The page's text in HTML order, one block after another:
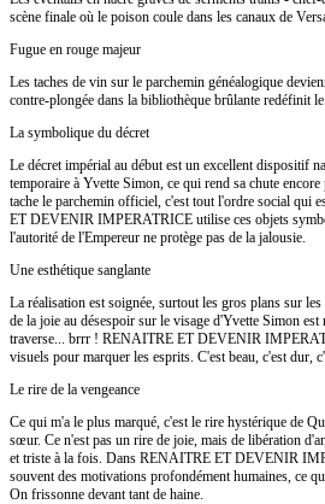
scène finale où le poison coule dans les canaux de
Fugue en rouge majeur
Les taches de vin sur le parchemin généalogique
contre-plongée dans la bibliothèque brûlante redéfinit
La symbolique du décret
Le décret impérial au début est un excellent dispositif
temporaire à Yvette Simon, ce qui rend sa chute
tache le parchemin officiel, c'est tout l'ordre social qui
ET DEVENIR IMPERATRICE utilise ces objets
l'autorité de l'Empereur ne protège pas de la jalousie.
Une esthétique sanglante
La réalisation est soignée, surtout les gros plans sur
de la joie au désespoir sur le visage d'Yvette Simon est
traverse... brrr ! RENAITRE ET DEVENIR
visuels pour marquer les esprits. C'est beau, c'est dur,
Le rire de la vengeance
Ce qui m'a le plus marqué, c'est le rire hystérique de
sœur. Ce n'est pas un rire de joie, mais de libération
et triste à la fois. Dans RENAITRE ET DEVENIR
souvent des motivations profondément humaines, ce
On frissonne devant tant de haine.